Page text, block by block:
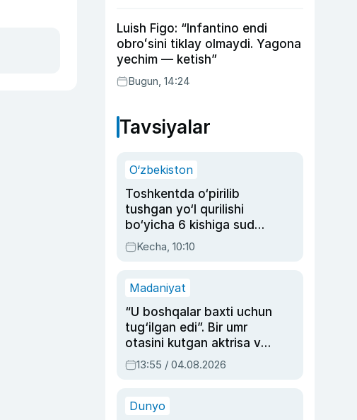
Luish Figo: “Infantino endi
obroʻsini tiklay olmaydi. Yagona
yechim — ketish”
Bugun, 14:24
Tavsiyalar
O‘zbekiston
Toshkentda o‘pirilib
tushgan yo‘l qurilishi
bo‘yicha 6 kishiga sud
hukmi o‘qildi
Kecha, 10:10
Madaniyat
“U boshqalar baxti uchun
tug‘ilgan edi”. Bir umr
otasini kutgan aktrisa va
dublyaj ustasi Rimma
Ahmedovaning
13:55 / 04.08.2026
Dunyo